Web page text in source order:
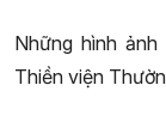
Những hình
Thiền viện